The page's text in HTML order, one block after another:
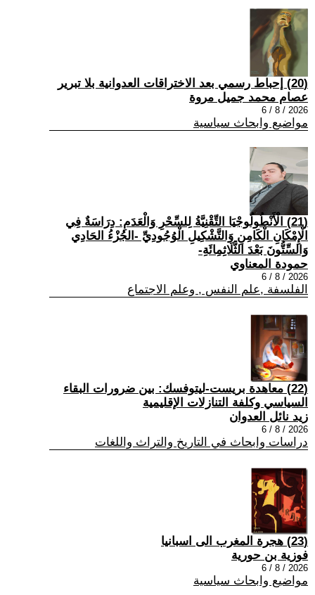
(20) إحباط رسمي بعد الاختراقات العدوانية بلا تبرير
عصام محمد جميل مروة
2026 / 8 / 6
مواضيع وابحاث سياسية
(21) الْأَنْطُولُوجْيَا التِّقْنِيَّةُ لِلسِّحْرِ وَالْعَدَمِ: دِرَاسَةٌ فِي
الْإِمْكَانِ الْكَامِنِ وَالتَّشْكِيلِ الْوُجُودِيِّ -الجُزْءُ الحَادِي
وَالسِّتُّونَ بَعْدَ الثَّلَاثِمِائَةِ-
حمودة المعناوي
2026 / 8 / 6
الفلسفة ,علم النفس , وعلم الاجتماع
(22) معاهدة بريست-ليتوفسك: بين ضرورات البقاء
السياسي وكلفة التنازلات الإقليمية
زيد نائل العدوان
2026 / 8 / 6
دراسات وابحاث في التاريخ والتراث واللغات
(23) هجرة المغرب الى اسبانيا
فوزية بن حورية
2026 / 8 / 6
مواضيع وابحاث سياسية